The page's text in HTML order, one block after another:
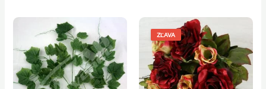
ZĽAVA
Pôvodná
cena
bola:
5,20 €.
Aktuálna
cena
je:
4,50 €.